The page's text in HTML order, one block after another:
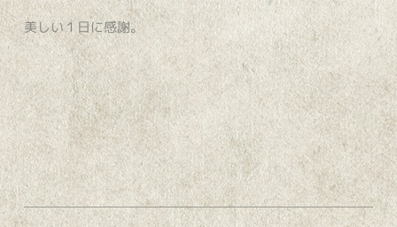
美しい１日に感謝。